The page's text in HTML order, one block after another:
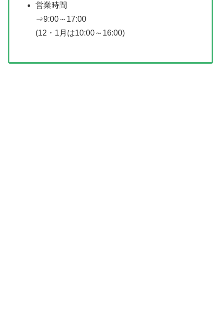
営業時間
⇒9:00～17:00
(12・1月は10:00～16:00)